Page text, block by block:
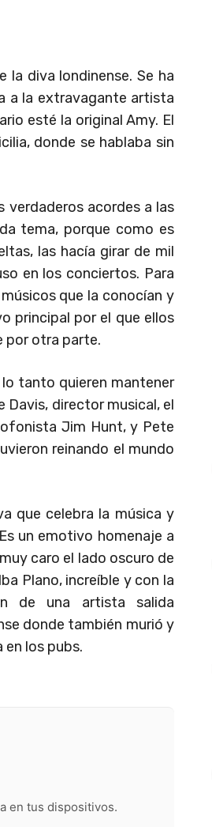
la diva londinense. Se ha
a la extravagante artista
esté la original Amy. El
donde se hablaba sin
verdaderos acordes a las
tema, porque como es
las hacía girar de mil
en los conciertos. Para
que la conocían y
principal por el que ellos
por otra parte.
tanto quieren mantener
director musical, el
Jim Hunt, y Pete
reinando el mundo
que celebra la música y
un emotivo homenaje a
caro el lado oscuro de
Plano, increíble y con la
de una artista salida
donde también murió y
en los pubs.
en tus dispositivos.